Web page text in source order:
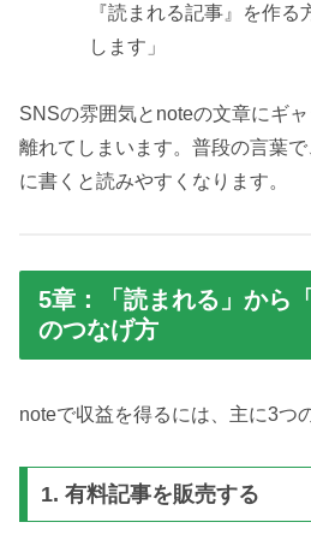
『読まれる記事』を作
します」
SNSの雰囲気とnoteの文章にギ
離れてしまいます。普段の言葉
に書くと読みやすくなります。
5章：「読まれる」から
のつなげ方
noteで収益を得るには、主に3つ
1. 有料記事を販売する